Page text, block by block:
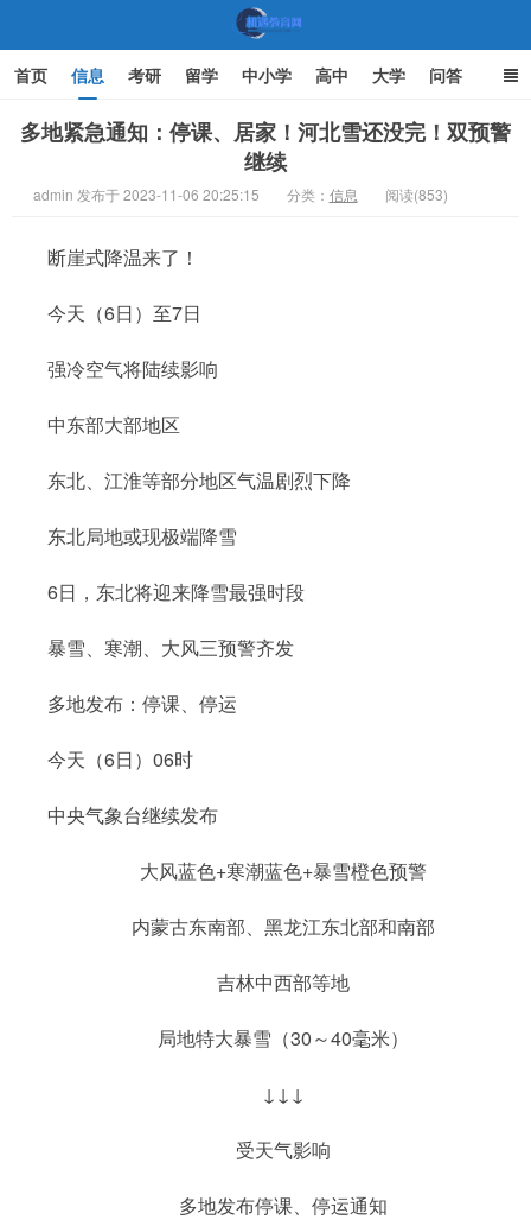
机遇教育网
首页 信息 考研 留学 中小学 高中 大学 问答
文化 家庭教育
多地紧急通知：停课、居家！河北雪还没完！双预警
继续
admin 发布于 2023-11-06 20:25:15 分类： 信息 阅读(853)
断崖式降温来了！
今天（6日）至7日
强冷空气将陆续影响
中东部大部地区
东北、江淮等部分地区气温剧烈下降
东北局地或现极端降雪
6日，东北将迎来降雪最强时段
暴雪、寒潮、大风三预警齐发
多地发布：停课、停运
今天（6日）06时
中央气象台继续发布
大风蓝色+寒潮蓝色+暴雪橙色预警
内蒙古东南部、黑龙江东北部和南部
吉林中西部等地
局地特大暴雪（30～40毫米）
↓↓↓
受天气影响
多地发布停课、停运通知